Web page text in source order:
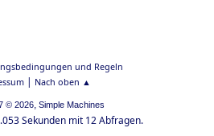
und Regeln
| Nach oben ▲
© 2026, Simple Machines
Sekunden mit 12 Abfragen.